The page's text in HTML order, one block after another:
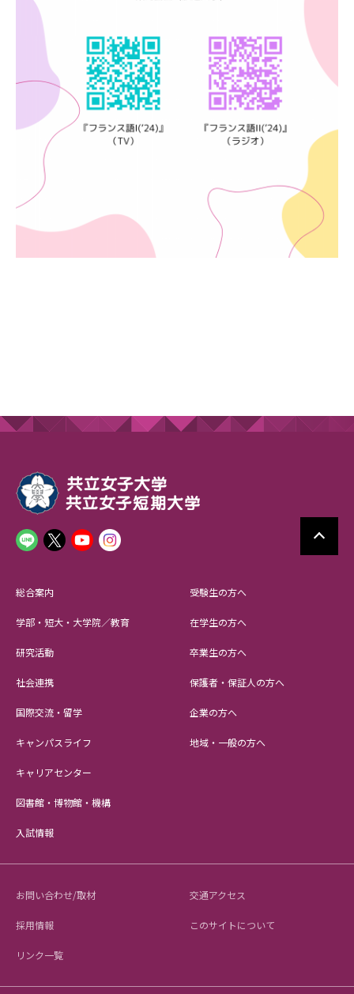
総合案内
学部・短大・大学院／教育
研究活動
社会連携
国際交流・留学
キャンパスライフ
キャリアセンター
図書館・博物館・機構
入試情報
受験生の方へ
在学生の方へ
卒業生の方へ
保護者・保証人の方へ
企業の方へ
地域・一般の方へ
お問い合わせ/取材 交通アクセス
採用情報 このサイトについて
リンク一覧